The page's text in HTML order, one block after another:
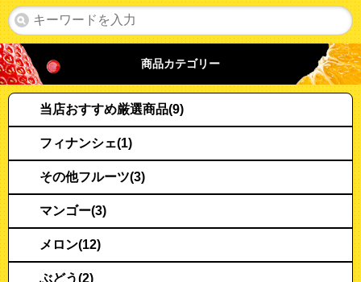
商品カテゴリー
当店おすすめ厳選商品(9)
フィナンシェ(1)
その他フルーツ(3)
マンゴー(3)
メロン(12)
ぶどう(2)